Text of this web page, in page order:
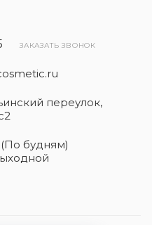
ЗАКАЗАТЬ ЗВОНОК
переулок,
(По будням)